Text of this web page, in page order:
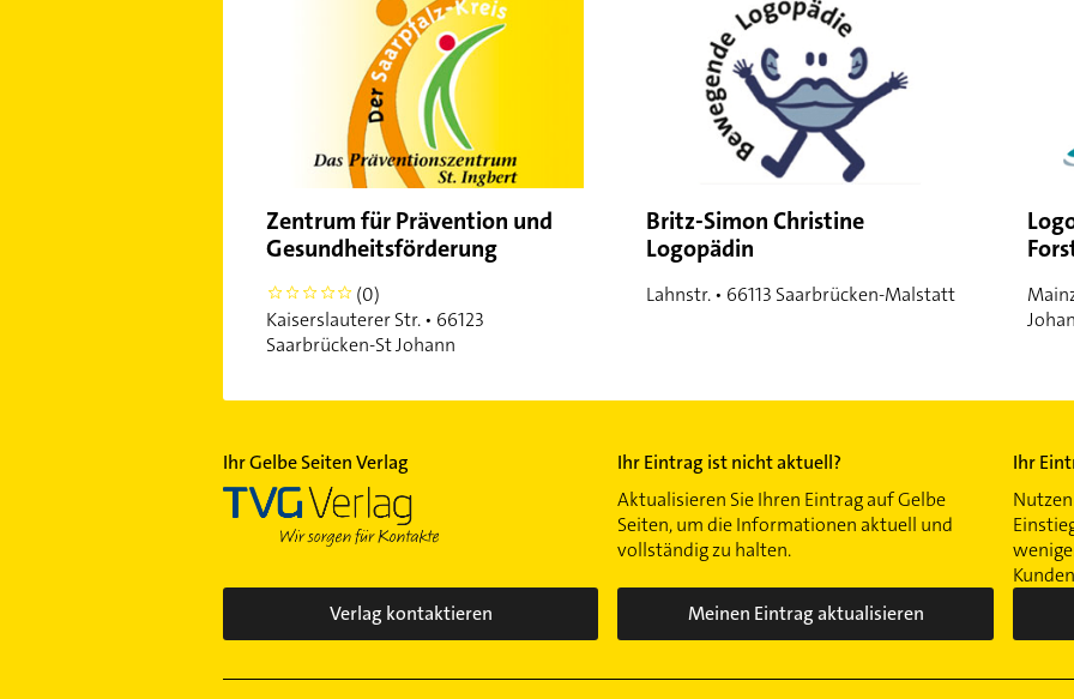
Zentrum für Prävention und
Gesundheitsförderung
0
(0)
Kaiserslauterer Str. • 66123
Saarbrücken-St Johann
Britz-Simon Christine
Logopädin
Lahnstr. • 66113 Saarbrücken-Malstatt
Ihr Gelbe Seiten Verlag
Verlag kontaktieren
Ihr Eintrag ist nicht aktuell?
Aktualisieren Sie Ihren Eintrag auf Gelbe
Seiten, um die Informationen aktuell und
vollständig zu halten.
Meinen Eintrag aktualisieren
Ihr